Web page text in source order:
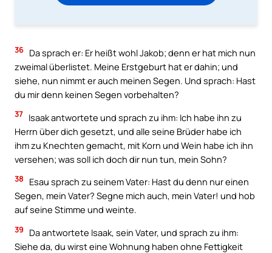
36 Da sprach er: Er heißt wohl Jakob; denn er hat mich nun
zweimal überlistet. Meine Erstgeburt hat er dahin; und
siehe, nun nimmt er auch meinen Segen. Und sprach: Hast
du mir denn keinen Segen vorbehalten?
37 Isaak antwortete und sprach zu ihm: Ich habe ihn zu
Herrn über dich gesetzt, und alle seine Brüder habe ich
ihm zu Knechten gemacht, mit Korn und Wein habe ich ihn
versehen; was soll ich doch dir nun tun, mein Sohn?
38
Esau sprach zu seinem Vater: Hast du denn nur einen
Segen, mein Vater? Segne mich auch, mein Vater! und hob
auf seine Stimme und weinte.
39
Da antwortete Isaak, sein Vater, und sprach zu ihm:
Siehe da, du wirst eine Wohnung haben ohne Fettigkeit